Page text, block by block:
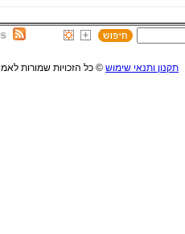
תקנון ותנאי שימוש © כל הזכויות שמורות